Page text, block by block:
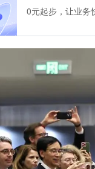
0元起步，让业务